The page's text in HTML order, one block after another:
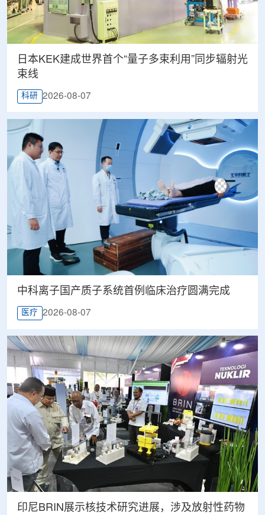
日本KEK建成世界首个“量子多束利用”同步辐射光
束线
科研 2026-08-07
中科离子国产质子系统首例临床治疗圆满完成
医疗 2026-08-07
印尼BRIN展示核技术研究进展，涉及放射性药物